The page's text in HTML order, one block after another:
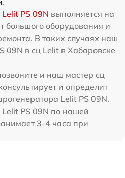
PS 09N выполняется на
большого оборудования и
В таких случаях наш
09N в сц Lelit в Хабаровске
и наш мастер сц
и определит
Lelit PS 09N.
PS 09N по нашей
3-4 часа при